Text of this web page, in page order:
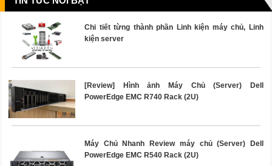
Chi tiết từng thành phần Linh kiện máy chủ, Linh
kiện server
[Review] Hình ảnh Máy Chủ (Server) Dell
PowerEdge EMC R740 Rack (2U)
Máy Chủ Nhanh Review máy chủ (Server) Dell
PowerEdge EMC R540 Rack (2U)